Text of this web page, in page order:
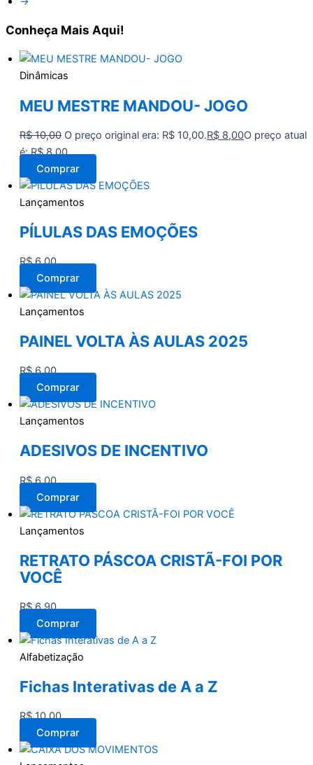
Conheça Mais Aqui!
Dinâmicas
MEU MESTRE MANDOU- JOGO
R$10,00 O preço original era: R$ 10,00.R$ 8,00O preço atual
é: R$ 8,00.
Comprar
Lançamentos
PÍLULAS DAS EMOÇÕES
R$6,00
Comprar
Lançamentos
PAINEL VOLTA ÀS AULAS 2025
R$6,00
Comprar
Lançamentos
ADESIVOS DE INCENTIVO
R$6,00
Comprar
Lançamentos
RETRATO PÁSCOA CRISTÃ-FOI POR
VOCÊ
R$6,90
Comprar
Alfabetização
Fichas Interativas de A a Z
R$10,00
Comprar